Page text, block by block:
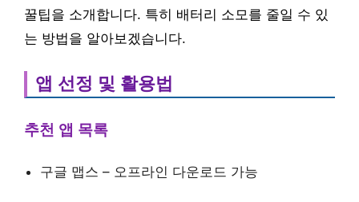
꿀팁을 소개합니다. 특히 배터리 소모를 줄일 수 있
는 방법을 알아보겠습니다.
앱 선정 및 활용법
추천 앱 목록
구글 맵스 – 오프라인 다운로드 가능